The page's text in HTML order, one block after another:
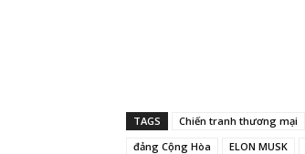
TAGS Chiến tranh thương mại
đảng Cộng Hòa
ELON MUSK